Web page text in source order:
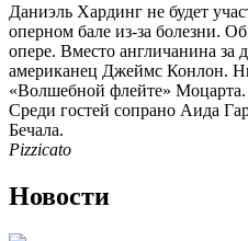
Даниэль Хардинг не будет
оперном бале из-за болезни.
опере. Вместо англичанина за
американец Джеймс Конлон.
«Волшебной флейте» Моцарта.
Среди гостей сопрано Аида
Бечала.
Pizzicato
Новости